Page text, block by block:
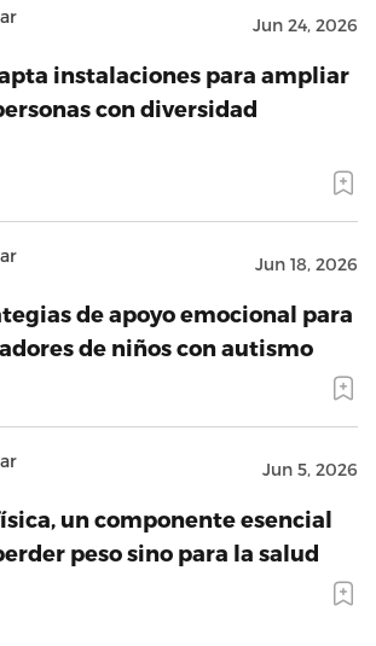
Jun 24, 2026
instalaciones para ampliar
con diversidad
Jun 18, 2026
de apoyo emocional para
de niños con autismo
Jun 5, 2026
un componente esencial
peso sino para la salud